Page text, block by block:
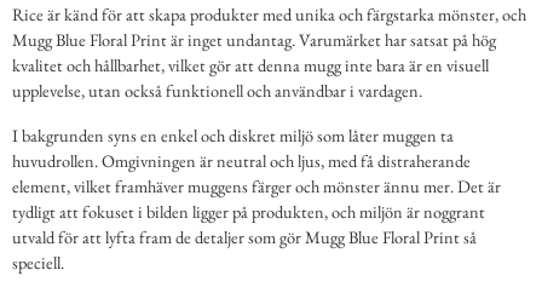
Rice är känd för att skapa produkter med unika och färgstarka mönster, och
Mugg Blue Floral Print är inget undantag. Varumärket har satsat på hög
kvalitet och hållbarhet, vilket gör att denna mugg inte bara är en visuell
upplevelse, utan också funktionell och användbar i vardagen.
I bakgrunden syns en enkel och diskret miljö som låter muggen ta
huvudrollen. Omgivningen är neutral och ljus, med få distraherande
element, vilket framhäver muggens färger och mönster ännu mer. Det är
tydligt att fokuset i bilden ligger på produkten, och miljön är noggrant
utvald för att lyfta fram de detaljer som gör Mugg Blue Floral Print så
speciell.